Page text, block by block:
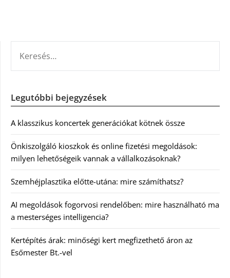
Legutóbbi bejegyzések
A klasszikus koncertek generációkat kötnek össze
Önkiszolgáló kioszkok és online fizetési megoldások:
milyen lehetőségeik vannak a vállalkozásoknak?
Szemhéjplasztika előtte-utána: mire számíthatsz?
AI megoldások fogorvosi rendelőben: mire használható ma
a mesterséges intelligencia?
Kertépítés árak: minőségi kert megfizethető áron az
Esőmester Bt.-vel